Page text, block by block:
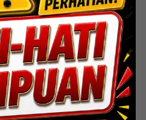
Stadium (FIBA)